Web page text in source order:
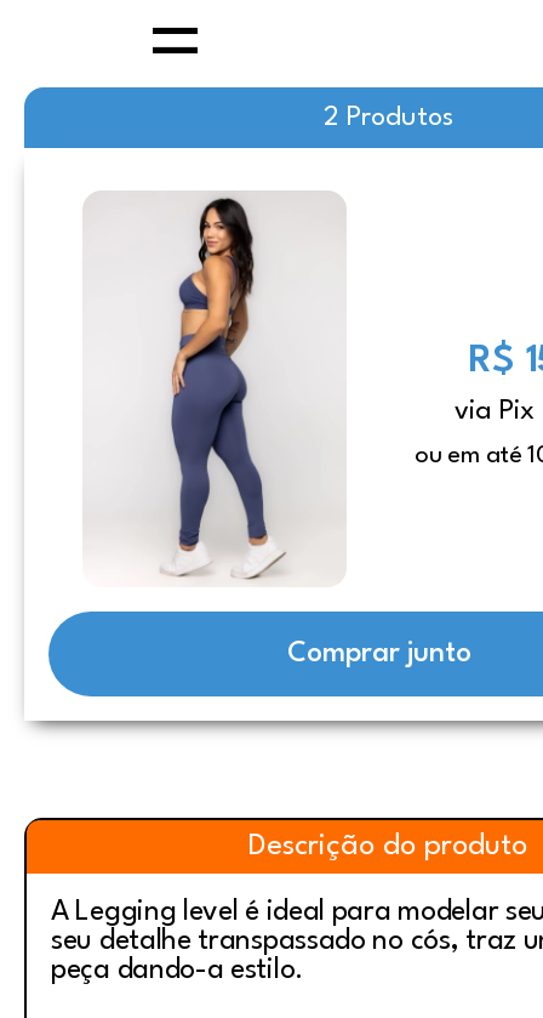
2 Produtos
R$
via Pix
ou em até
Comprar junto
Descrição do produto
A Legging level é ideal para modelar
seu detalhe transpassado no cós, traz
peça dando-a estilo.